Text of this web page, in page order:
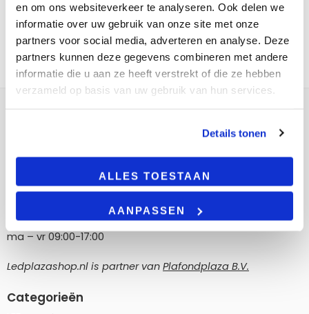
en om ons websiteverkeer te analyseren. Ook delen we
informatie over uw gebruik van onze site met onze
partners voor social media, adverteren en analyse. Deze
partners kunnen deze gegevens combineren met andere
informatie die u aan ze heeft verstrekt of die ze hebben
verzameld op basis van uw gebruik van hun services.
Details tonen
ALLES TOESTAAN
AANPASSEN
Poortland 186, 1046 BD Amsterdam
info@ledplazashop.nl
ma – vr 09:00-17:00
Ledplazashop.nl is partner van Plafondplaza B.V.
Categorieën